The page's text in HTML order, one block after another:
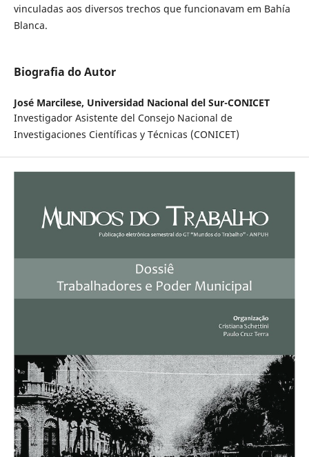
vinculadas aos diversos trechos que funcionavam em Bahía
Blanca.
Biografia do Autor
José Marcilese, Universidad Nacional del Sur-CONICET
Investigador Asistente del Consejo Nacional de
Investigaciones Científicas y Técnicas (CONICET)